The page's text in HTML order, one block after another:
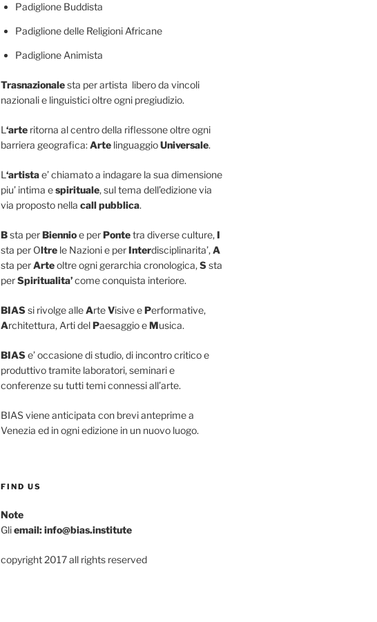
Padiglione Buddista
Padiglione delle Religioni Africane
Padiglione Animista
Trasnazionalesta per artista libero da vincoli
nazionali e linguistici oltre ogni pregiudizio.
L ‘arteritorna al centro della riflessone oltre ogni
barriera geografica:ArtelinguaggioUniversale.
L ‘artistae’ chiamato a indagare la sua dimensione
piu’ intima espirituale, sul tema dell’edizione via
via proposto nella call pubblica.
Bsta perBiennioe perPontetra diverse culture,I
sta per Oltrele Nazioni e perInterdisciplinarita’,A
sta perArteoltre ogni gerarchia cronologica,Ssta
perSpiritualita’come conquista interiore.
BIASsi rivolge alleArteVisive ePerformative,
Architettura, Arti delPaesaggio eMusica.
BIASe’ occasione di studio, di incontro critico e
produttivo tramite laboratori, seminari e
conferenze su tutti temi connessi all’arte.
BIAS viene anticipata con brevi anteprime a
Venezia ed in ogni edizione in un nuovo luogo.
FIND US
Note
Gliemail: info@bias.institute
copyright 2017 all rights reserved